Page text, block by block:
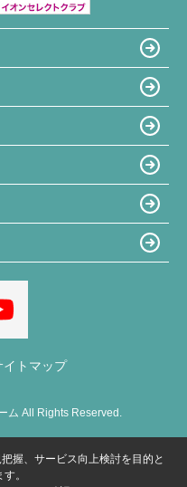
イトマップ
ム All Rights Reserved.
握、サービス向上検討を目的と
。